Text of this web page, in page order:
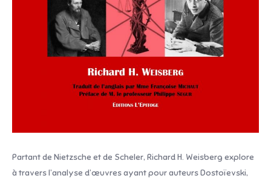
Partant de Nietzsche et de Scheler, Richard H. Weisberg explore
à travers l’analyse d’œuvres ayant pour auteurs Dostoïevski,